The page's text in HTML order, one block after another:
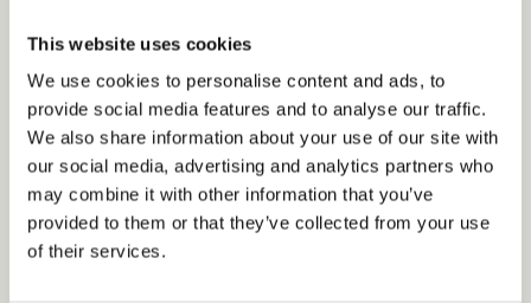
This website uses cookies
We use cookies to personalise content and ads, to
provide social media features and to analyse our traffic.
We also share information about your use of our site with
our social media, advertising and analytics partners who
may combine it with other information that you’ve
provided to them or that they’ve collected from your use
of their services.
NEU -15%